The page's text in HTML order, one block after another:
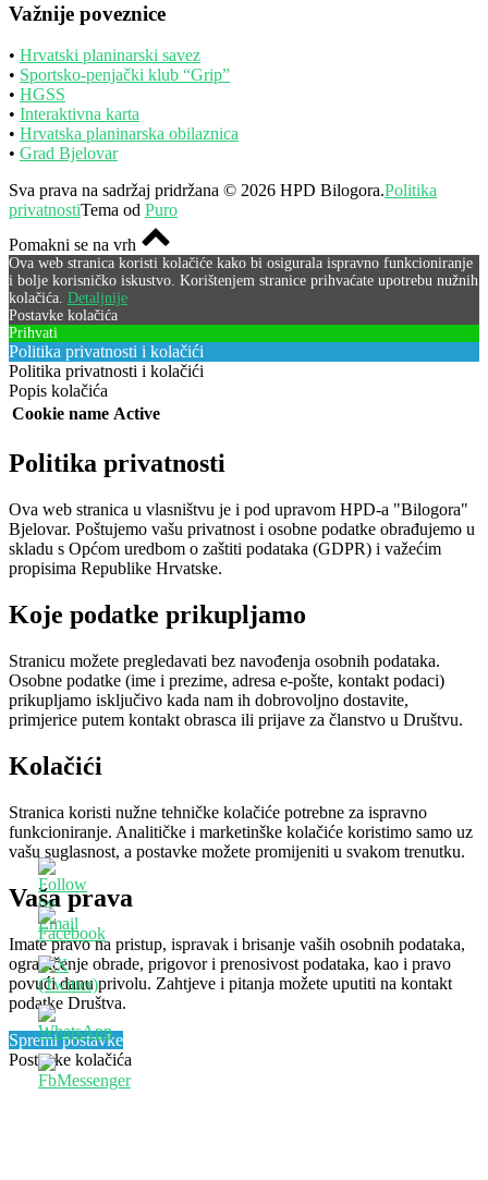
Važnije poveznice
• Hrvatski planinarski savez
• Sportsko-penjački klub “Grip”
• HGSS
• Interaktivna karta
• Hrvatska planinarska obilaznica
• Grad Bjelovar
Sva prava na sadržaj pridržana © 2026 HPD Bilogora.Politika
privatnostiTema od Puro
Pomakni se na vrh
Ova web stranica koristi kolačiće kako bi osigurala ispravno funkcioniranje
i bolje korisničko iskustvo. Korištenjem stranice prihvaćate upotrebu nužnih
kolačića. Detaljnije
Postavke kolačića
Prihvati
Politika privatnosti i kolačići
Politika privatnosti i kolačići
Popis kolačića
Cookie name Active
Politika privatnosti
Ova web stranica u vlasništvu je i pod upravom HPD-a "Bilogora"
Bjelovar. Poštujemo vašu privatnost i osobne podatke obrađujemo u
skladu s Općom uredbom o zaštiti podataka (GDPR) i važećim
propisima Republike Hrvatske.
Koje podatke prikupljamo
Stranicu možete pregledavati bez navođenja osobnih podataka.
Osobne podatke (ime i prezime, adresa e-pošte, kontakt podaci)
prikupljamo isključivo kada nam ih dobrovoljno dostavite,
primjerice putem kontakt obrasca ili prijave za članstvo u Društvu.
Kolačići
Stranica koristi nužne tehničke kolačiće potrebne za ispravno
funkcioniranje. Analitičke i marketinške kolačiće koristimo samo uz
vašu suglasnost, a postavke možete promijeniti u svakom trenutku.
Vaša prava
Imate pravo na pristup, ispravak i brisanje vaših osobnih podataka,
ograničenje obrade, prigovor i prenosivost podataka, kao i pravo
povući danu privolu. Zahtjeve i pitanja možete uputiti na kontakt
podatke Društva.
Spremi postavke
Postavke kolačića